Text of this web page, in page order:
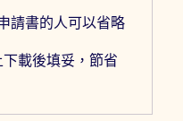
請書的人可以省略
載後填妥，節省